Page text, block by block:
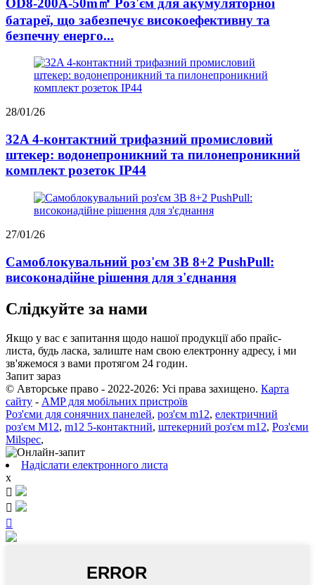
OD8-200A-50m㎡ Роз'єм для акумуляторної
батареї, що забезпечує високоефективну та
безпечну енерго...
28/01/26
32A 4-контактний трифазний промисловий
штекер: водонепроникний та пилонепроникний
комплект розеток IP44
27/01/26
Самоблокувальний роз'єм 3B 8+2 PushPull:
високонадійне рішення для з'єднання
Слідкуйте за нами
Якщо у вас є запитання щодо нашої продукції або прайс-
листа, будь ласка, залиште нам свою електронну адресу, і ми
зв'яжемося з вами протягом 24 годин.
Запит зараз
© Авторське право - 2022-2026: Усі права захищено. Карта
сайту - AMP для мобільних пристроїв
Роз'єми для сонячних панелей, роз'єм m12, електричний
роз'єм M12, m12 5-контактний, штекерний роз'єм m12, Роз'єми
Milspec,
Надіслати електронного листа
x


